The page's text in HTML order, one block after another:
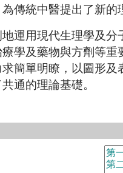
為傳統中醫提出了新
運用現代生理學及
學及藥物與方劑等
簡單明瞭，以圖形
通的理論基礎。